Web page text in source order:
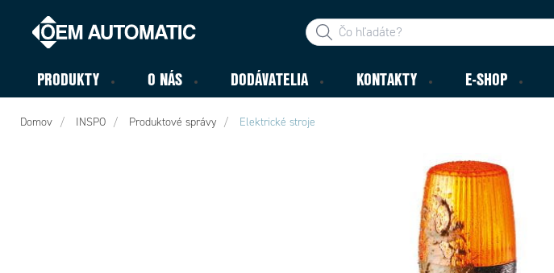
PRODUKTY O NÁS DODÁVATELIA KONTAKTY E-SHOP
Domov INSPO Produktové správy Elektrické stroje